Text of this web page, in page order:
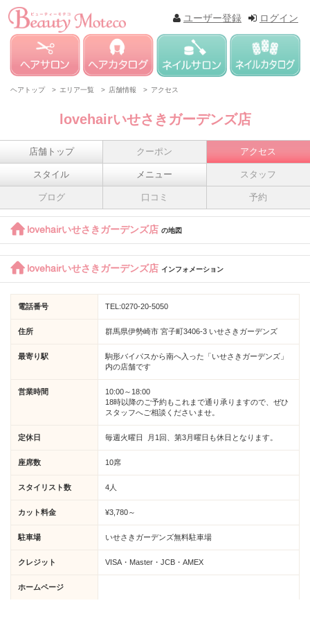
ログイン
ユーザー登録
ヘアトップ > エリア一覧 > 店舗情報 > アクセス
lovehairいせさきガーデンズ店
店舗トップ クーポン アクセス
スタイル メニュー スタッフ
ブログ 口コミ 予約
lovehairいせさきガーデンズ店 の地図
lovehairいせさきガーデンズ店 インフォメーション
電話番号 TEL:0270-20-5050
住所 群馬県伊勢崎市 宮子町3406-3 いせさきガーデンズ
最寄り駅
駒形バイパスから南へ入った「いせさきガーデンズ」
内の店舗です
営業時間
10:00～18:00
18時以降のご予約もこれまで通り承りますので、ぜひ
スタッフへご相談くださいませ。
定休日 毎週火曜日 月1回、第3月曜日も休日となります。
座席数 10席
スタイリスト数 4人
カット料金 ¥3,780～
駐車場 いせさきガーデンズ無料駐車場
クレジット VISA・Master・JCB・AMEX
ホームページ